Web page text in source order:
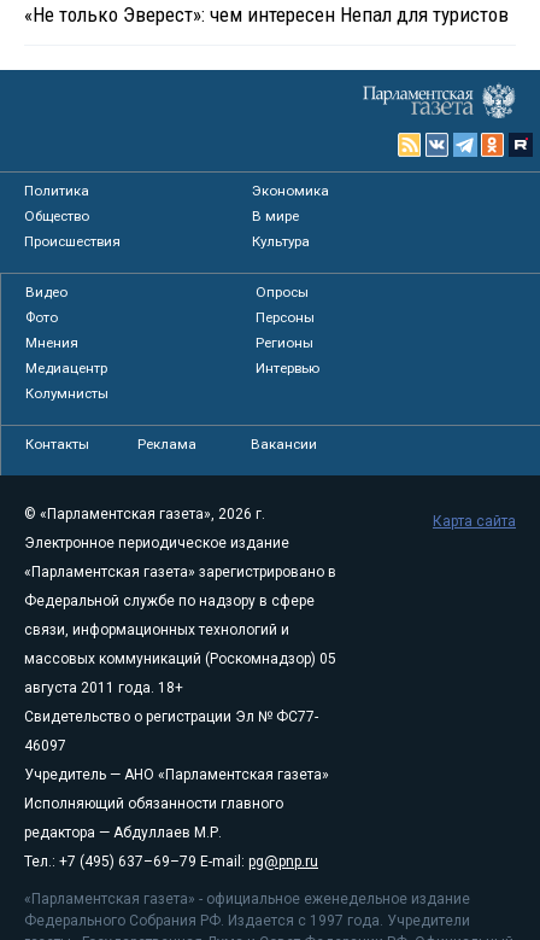
«Не только Эверест»: чем интересен Непал для туристов
Политика
Экономика
Общество
В мире
Происшествия
Культура
Видео
Опросы
Фото
Персоны
Мнения
Регионы
Медиацентр
Интервью
Колумнисты
Контакты Реклама Вакансии
© «Парламентская газета», 2026 г.
Электронное периодическое издание
«Парламентская газета» зарегистрировано в
Федеральной службе по надзору в сфере
связи, информационных технологий и
массовых коммуникаций (Роскомнадзор) 05
августа 2011 года. 18+
Свидетельство о регистрации Эл № ФС77-
46097
Учредитель — АНО «Парламентская газета»
Исполняющий обязанности главного
редактора — Абдуллаев М.Р.
Тел.: +7 (495) 637–69–79 E-mail: pg@pnp.ru
«Парламентская газета» - официальное еженедельное издание
Федерального Собрания РФ. Издается с 1997 года. Учредители
Карта сайта